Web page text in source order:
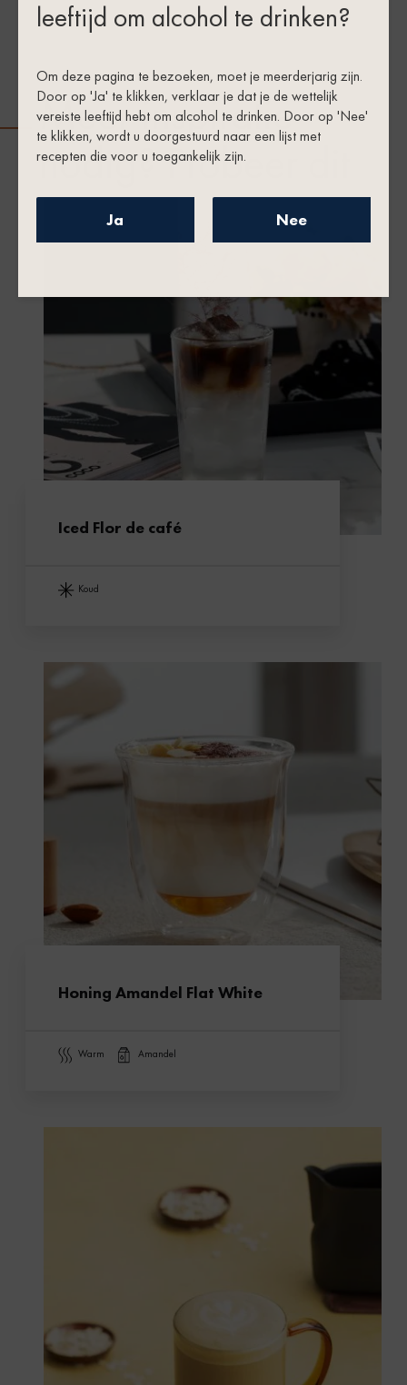
Meer inspiratie
nodig? Probeer dit
Iced Flor de café
koud
Honing Amandel Flat White
warm amandel
leeftijd om alcohol te drinken?
Om deze pagina te bezoeken, moet je meerderjarig zijn.
Door op 'Ja' te klikken, verklaar je dat je de wettelijk
vereiste leeftijd hebt om alcohol te drinken. Door op 'Nee'
te klikken, wordt u doorgestuurd naar een lijst met
recepten die voor u toegankelijk zijn.
Ja Nee